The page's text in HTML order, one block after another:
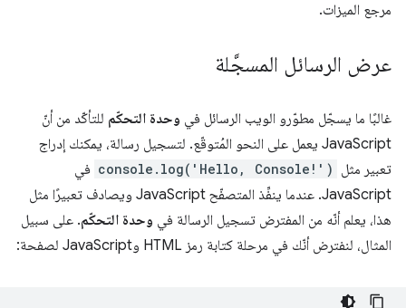
مرجع الميزات.
عرض الرسائل المسجَّلة
غالبًا ما يسجّل مطوّرو الويب الرسائل في وحدة التحكّم للتأكّد من أنّ
JavaScript يعمل على النحو المُتوقّع. لتسجيل رسالة، يمكنك إدراج
تعبير مثل console.log('Hello, Console!') في
JavaScript. عندما ينفِّذ المتصفّح JavaScript ويصادف تعبيرًا مثل
هذا، يعلم أنّه من المفترض تسجيل الرسالة في وحدة التحكّم. على سبيل
المثال، لنفترض أنّك في مرحلة كتابة رمز HTML وJavaScript لصفحة: